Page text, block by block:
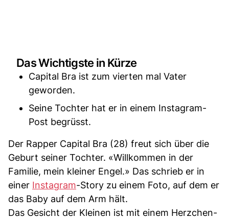
Das Wichtigste in Kürze
Capital Bra ist zum vierten mal Vater
geworden.
Seine Tochter hat er in einem Instagram-
Post begrüsst.
Der Rapper Capital Bra (28) freut sich über die
Geburt seiner Tochter. «Willkommen in der
Familie, mein kleiner Engel.» Das schrieb er in
einer Instagram-Story zu einem Foto, auf dem er
das Baby auf dem Arm hält.
Das Gesicht der Kleinen ist mit einem Herzchen-